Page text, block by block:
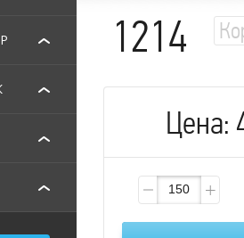
1214
Цена: